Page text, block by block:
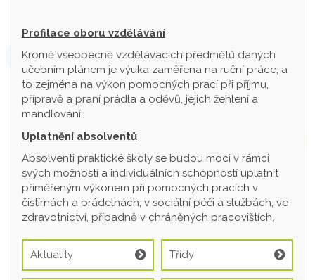
Profilace oboru vzdělávání
Kromě všeobecně vzdělávacích předmětů daných
učebním plánem je výuka zaměřena na ruční práce, a
to zejména na výkon pomocných prací při příjmu,
přípravě a praní prádla a oděvů, jejich žehlení a
mandlování.
Uplatnění absolventů
Absolventi praktické školy se budou moci v rámci
svých možností a individuálních schopností uplatnit
přiměřeným výkonem při pomocných pracích v
čistírnách a prádelnách, v sociální péči a službách, ve
zdravotnictví, případně v chráněných pracovištích.
Aktuality Třídy